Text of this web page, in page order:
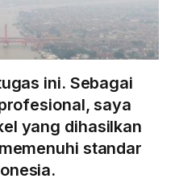
ini. Sebagai
saya
yang dihasilkan
standar